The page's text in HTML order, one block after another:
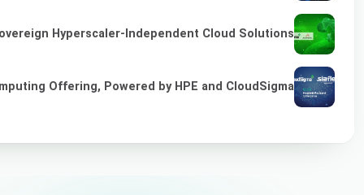
Hyperscaler-Independent Cloud Solutions
Offering, Powered by HPE and CloudSigma